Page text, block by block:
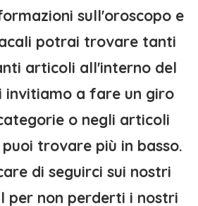
sull'oroscopo e
potrai trovare tanti
articoli all'interno del
invitiamo a fare un giro
o negli articoli
trovare più in basso.
di seguirci sui nostri
per non perderti i nostri